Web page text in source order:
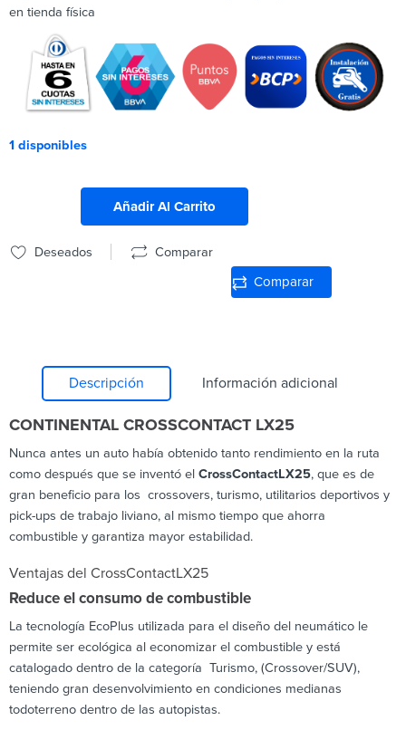
en tienda física
1 disponibles
Añadir Al Carrito
Deseados Comparar
Comparar
Descripción Información adicional
CONTINENTAL CROSSCONTACT LX25
Nunca antes un auto había obtenido tanto rendimiento en la ruta
como después que se inventó el CrossContactLX25, que es de
gran beneficio para los crossovers, turismo, utilitarios deportivos y
pick-ups de trabajo liviano, al mismo tiempo que ahorra
combustible y garantiza mayor estabilidad.
Ventajas del CrossContactLX25
Reduce el consumo de combustible
La tecnología EcoPlus utilizada para el diseño del neumático le
permite ser ecológica al economizar el combustible y está
catalogado dentro de la categoría Turismo, (Crossover/SUV),
teniendo gran desenvolvimiento en condiciones medianas
todoterreno dentro de las autopistas.